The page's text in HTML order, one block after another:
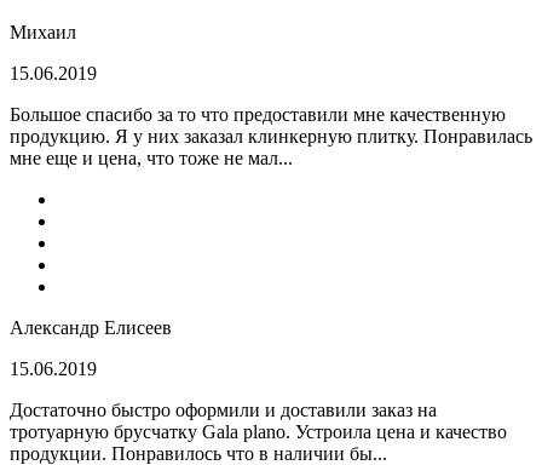
Михаил
15.06.2019
Большое спасибо за то что предоставили мне качественную
продукцию. Я у них заказал клинкерную плитку. Понравилась
мне еще и цена, что тоже не мал...
Александр Елисеев
15.06.2019
Достаточно быстро оформили и доставили заказ на
тротуарную брусчатку Gala plano. Устроила цена и качество
продукции. Понравилось что в наличии бы...